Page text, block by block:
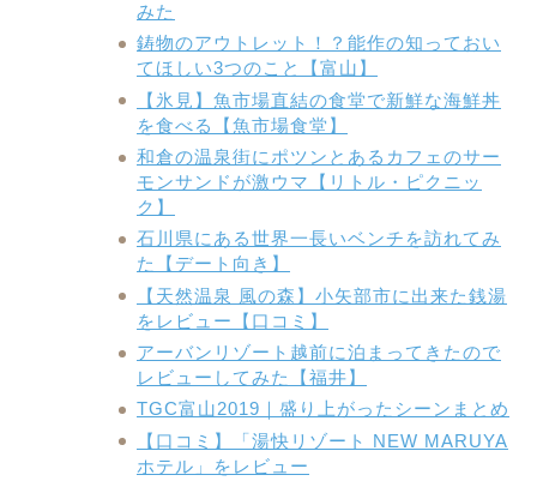
みた
鋳物のアウトレット！？能作の知っておい
てほしい3つのこと【富山】
【氷見】魚市場直結の食堂で新鮮な海鮮丼
を食べる【魚市場食堂】
和倉の温泉街にポツンとあるカフェのサー
モンサンドが激ウマ【リトル・ピクニッ
ク】
石川県にある世界一長いベンチを訪れてみ
た【デート向き】
【天然温泉 風の森】小矢部市に出来た銭湯
をレビュー【口コミ】
アーバンリゾート越前に泊まってきたので
レビューしてみた【福井】
TGC富山2019｜盛り上がったシーンまとめ
【口コミ】「湯快リゾート NEW MARUYA
ホテル」をレビュー